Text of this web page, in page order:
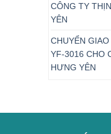
CÔNG TY
YÊN
CHUYỂN
YF-3016 CHO
HƯNG YÊN